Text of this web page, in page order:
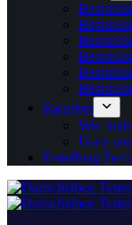
Ratgeber
Wie
Darts
Erstellung